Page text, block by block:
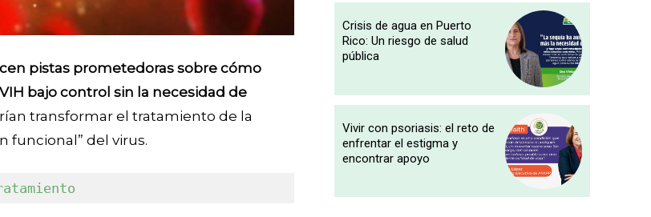
pistas prometedoras sobre cómo
bajo control sin la necesidad de
transformar el tratamiento de la
funcional” del virus.
Crisis de agua en Puerto
Rico: Un riesgo de salud
pública
Vivir con psoriasis: el reto de
enfrentar el estigma y
encontrar apoyo